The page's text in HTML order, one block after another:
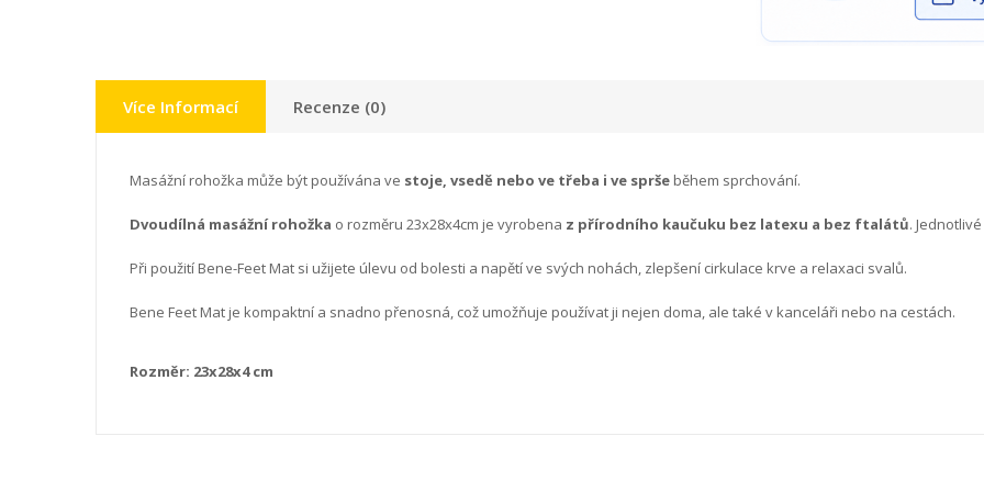
Více Informací Recenze (0)
Masážní rohožka může být používána ve stoje, vsedě nebo ve třeba i ve sprše během sprchování.
Dvoudílná masážní rohožka o rozměru 23x28x4cm je vyrobena z přírodního kaučuku bez latexu a bez ftalátů.
Při použití Bene-Feet Mat si užijete úlevu od bolesti a napětí ve svých nohách, zlepšení cirkulace krve a relaxaci svalů.
Bene Feet Mat je kompaktní a snadno přenosná, což umožňuje používat ji nejen doma, ale také v kanceláři nebo na cestách.
Rozměr: 23x28x4 cm